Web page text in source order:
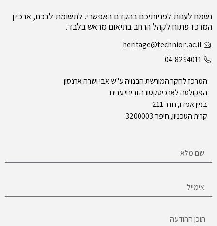
נשמח לענות לפניותיכם בהקדם האפשרי. לתשומת לבכם, ארכיון
המרכז פתוח לקהל הרחב בתיאום מראש בלבד.
heritage@technion.ac.il
04-8294011
המרכז לחקר המורשת הבנויה ע"ש אבי ושרה ארנסון
הפקולטה לארכיטקטורה ובינוי ערים
בניין אמדו, חדר 211
קרית הטכניון, חיפה 3200003